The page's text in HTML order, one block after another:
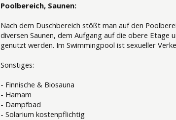
Poolbereich, Saunen:
Nach dem Duschbereich stößt man auf den
diversen Saunen, dem Aufgang auf die obere Etage
genutzt werden. Im Swimmingpool ist sexueller
Sonstiges:
- Finnische & Biosauna
- Hamam
- Dampfbad
- Solarium kostenpflichtig